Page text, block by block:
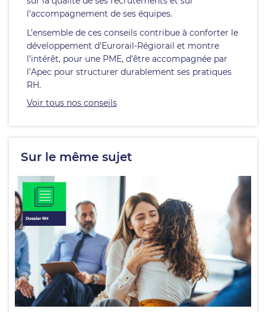
l’accompagnement de ses équipes.
L’ensemble de ces conseils contribue à conforter le
développement d’Eurorail-Régiorail et montre
l’intérêt, pour une PME, d’être accompagnée par
l’Apec pour structurer durablement ses pratiques
RH.
Voir tous nos conseils
Sur le même sujet